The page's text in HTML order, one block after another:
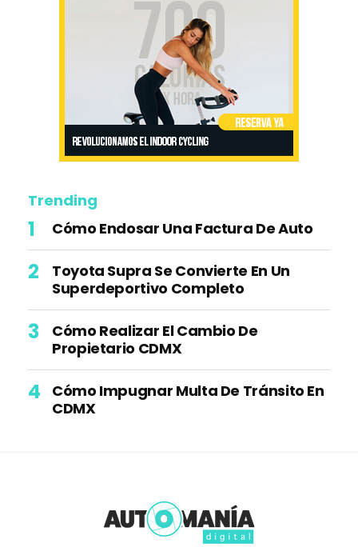
Trending
Cómo Endosar Una Factura De Auto
Toyota Supra Se Convierte En Un
Superdeportivo Completo
Cómo Realizar El Cambio De
Propietario CDMX
Cómo Impugnar Multa De Tránsito En
CDMX